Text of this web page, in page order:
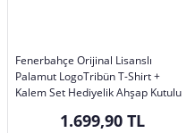
Fenerbahçe Orijinal Lisanslı
Palamut LogoTribün T-Shirt +
Kalem Set Hediyelik Ahşap Kutulu
1.699,90 TL